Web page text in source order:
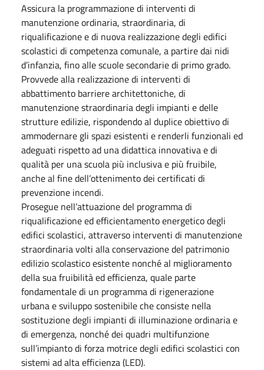
Assicura la programmazione di interventi di
manutenzione ordinaria, straordinaria, di
riqualificazione e di nuova realizzazione degli edifici
scolastici di competenza comunale, a partire dai nidi
d’infanzia, fino alle scuole secondarie di primo grado.
Provvede alla realizzazione di interventi di
abbattimento barriere architettoniche, di
manutenzione straordinaria degli impianti e delle
strutture edilizie, rispondendo al duplice obiettivo di
ammodernare gli spazi esistenti e renderli funzionali ed
adeguati rispetto ad una didattica innovativa e di
qualità per una scuola più inclusiva e più fruibile,
anche al fine dell’ottenimento dei certificati di
prevenzione incendi.
Prosegue nell’attuazione del programma di
riqualificazione ed efficientamento energetico degli
edifici scolastici, attraverso interventi di manutenzione
straordinaria volti alla conservazione del patrimonio
edilizio scolastico esistente nonché al miglioramento
della sua fruibilità ed efficienza, quale parte
fondamentale di un programma di rigenerazione
urbana e sviluppo sostenibile che consiste nella
sostituzione degli impianti di illuminazione ordinaria e
di emergenza, nonché dei quadri multifunzione
sull’impianto di forza motrice degli edifici scolastici con
sistemi ad alta efficienza (LED).